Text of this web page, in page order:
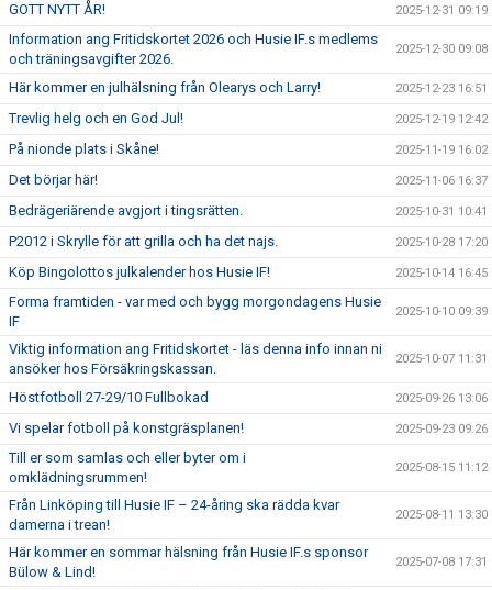
GOTT NYTT ÅR! 2025-12-31 09:19
Information ang Fritidskortet 2026 och Husie IF.s medlems
och träningsavgifter 2026.
2025-12-30 09:08
Här kommer en julhälsning från Olearys och Larry! 2025-12-23 16:51
Trevlig helg och en God Jul! 2025-12-19 12:42
På nionde plats i Skåne! 2025-11-19 16:02
Det börjar här! 2025-11-06 16:37
Bedrägeriärende avgjort i tingsrätten. 2025-10-31 10:41
P2012 i Skrylle för att grilla och ha det najs. 2025-10-28 17:20
Köp Bingolottos julkalender hos Husie IF! 2025-10-14 16:45
Forma framtiden - var med och bygg morgondagens Husie
IF
2025-10-10 09:39
Viktig information ang Fritidskortet - läs denna info innan ni
ansöker hos Försäkringskassan.
2025-10-07 11:31
Höstfotboll 27-29/10 Fullbokad 2025-09-26 13:06
Vi spelar fotboll på konstgräsplanen! 2025-09-23 09:26
Till er som samlas och eller byter om i
omklädningsrummen!
2025-08-15 11:12
Från Linköping till Husie IF – 24-åring ska rädda kvar
damerna i trean!
2025-08-11 13:30
Här kommer en sommar hälsning från Husie IF.s sponsor
Bülow & Lind!
2025-07-08 17:31